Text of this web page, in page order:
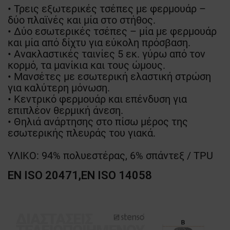
• Τρεις εξωτερικές τσέπες με φερμουάρ –
δύο πλαϊνές και μία στο στήθος.
• Δύο εσωτερικές τσέπες – μία με φερμουάρ
και μία από δίχτυ για εύκολη πρόσβαση.
• Ανακλαστικές ταινίες 5 εκ. γύρω από τον
κορμό, τα μανίκια και τους ώμους.
• Μανσέτες με εσωτερική ελαστική στρώση
για καλύτερη μόνωση.
• Κεντρικό φερμουάρ και επένδυση για
επιπλέον θερμική άνεση.
• Θηλιά ανάρτησης στο πίσω μέρος της
εσωτερικής πλευράς του γιακά.
ΥΛΙΚΟ: 94% πολυεστέρας, 6% σπάντεξ / TPU
EN ISO 20471,EN ISO 14058